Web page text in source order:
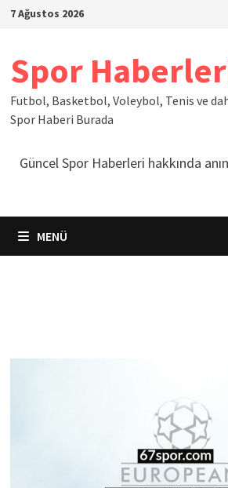
İçeriğe
7 Ağustos 2026
Spor
Futbol, Basketbol, Voleybol, Tenis ve
Spor Haberi Burada
Güncel Spor Haberleri hakkında
MENÜ